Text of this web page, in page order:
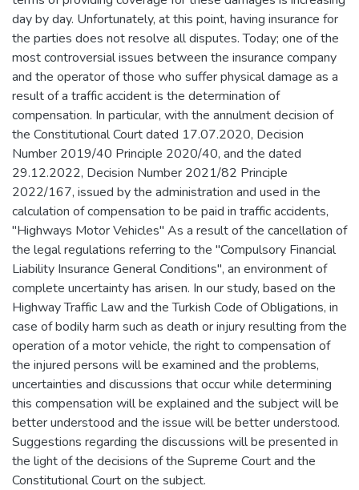
day by day. Unfortunately, at this point, having insurance for
the parties does not resolve all disputes. Today; one of the
most controversial issues between the insurance company
and the operator of those who suffer physical damage as a
result of a traffic accident is the determination of
compensation. In particular, with the annulment decision of
the Constitutional Court dated 17.07.2020, Decision
Number 2019/40 Principle 2020/40, and the dated
29.12.2022, Decision Number 2021/82 Principle
2022/167, issued by the administration and used in the
calculation of compensation to be paid in traffic accidents,
"Highways Motor Vehicles" As a result of the cancellation of
the legal regulations referring to the "Compulsory Financial
Liability Insurance General Conditions", an environment of
complete uncertainty has arisen. In our study, based on the
Highway Traffic Law and the Turkish Code of Obligations, in
case of bodily harm such as death or injury resulting from the
operation of a motor vehicle, the right to compensation of
the injured persons will be examined and the problems,
uncertainties and discussions that occur while determining
this compensation will be explained and the subject will be
better understood and the issue will be better understood.
Suggestions regarding the discussions will be presented in
the light of the decisions of the Supreme Court and the
Constitutional Court on the subject.